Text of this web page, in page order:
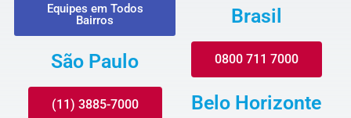
Equipes em Todos
Bairros
São Paulo
(11) 3885-7000
Brasil
0800 711 7000
Belo Horizonte